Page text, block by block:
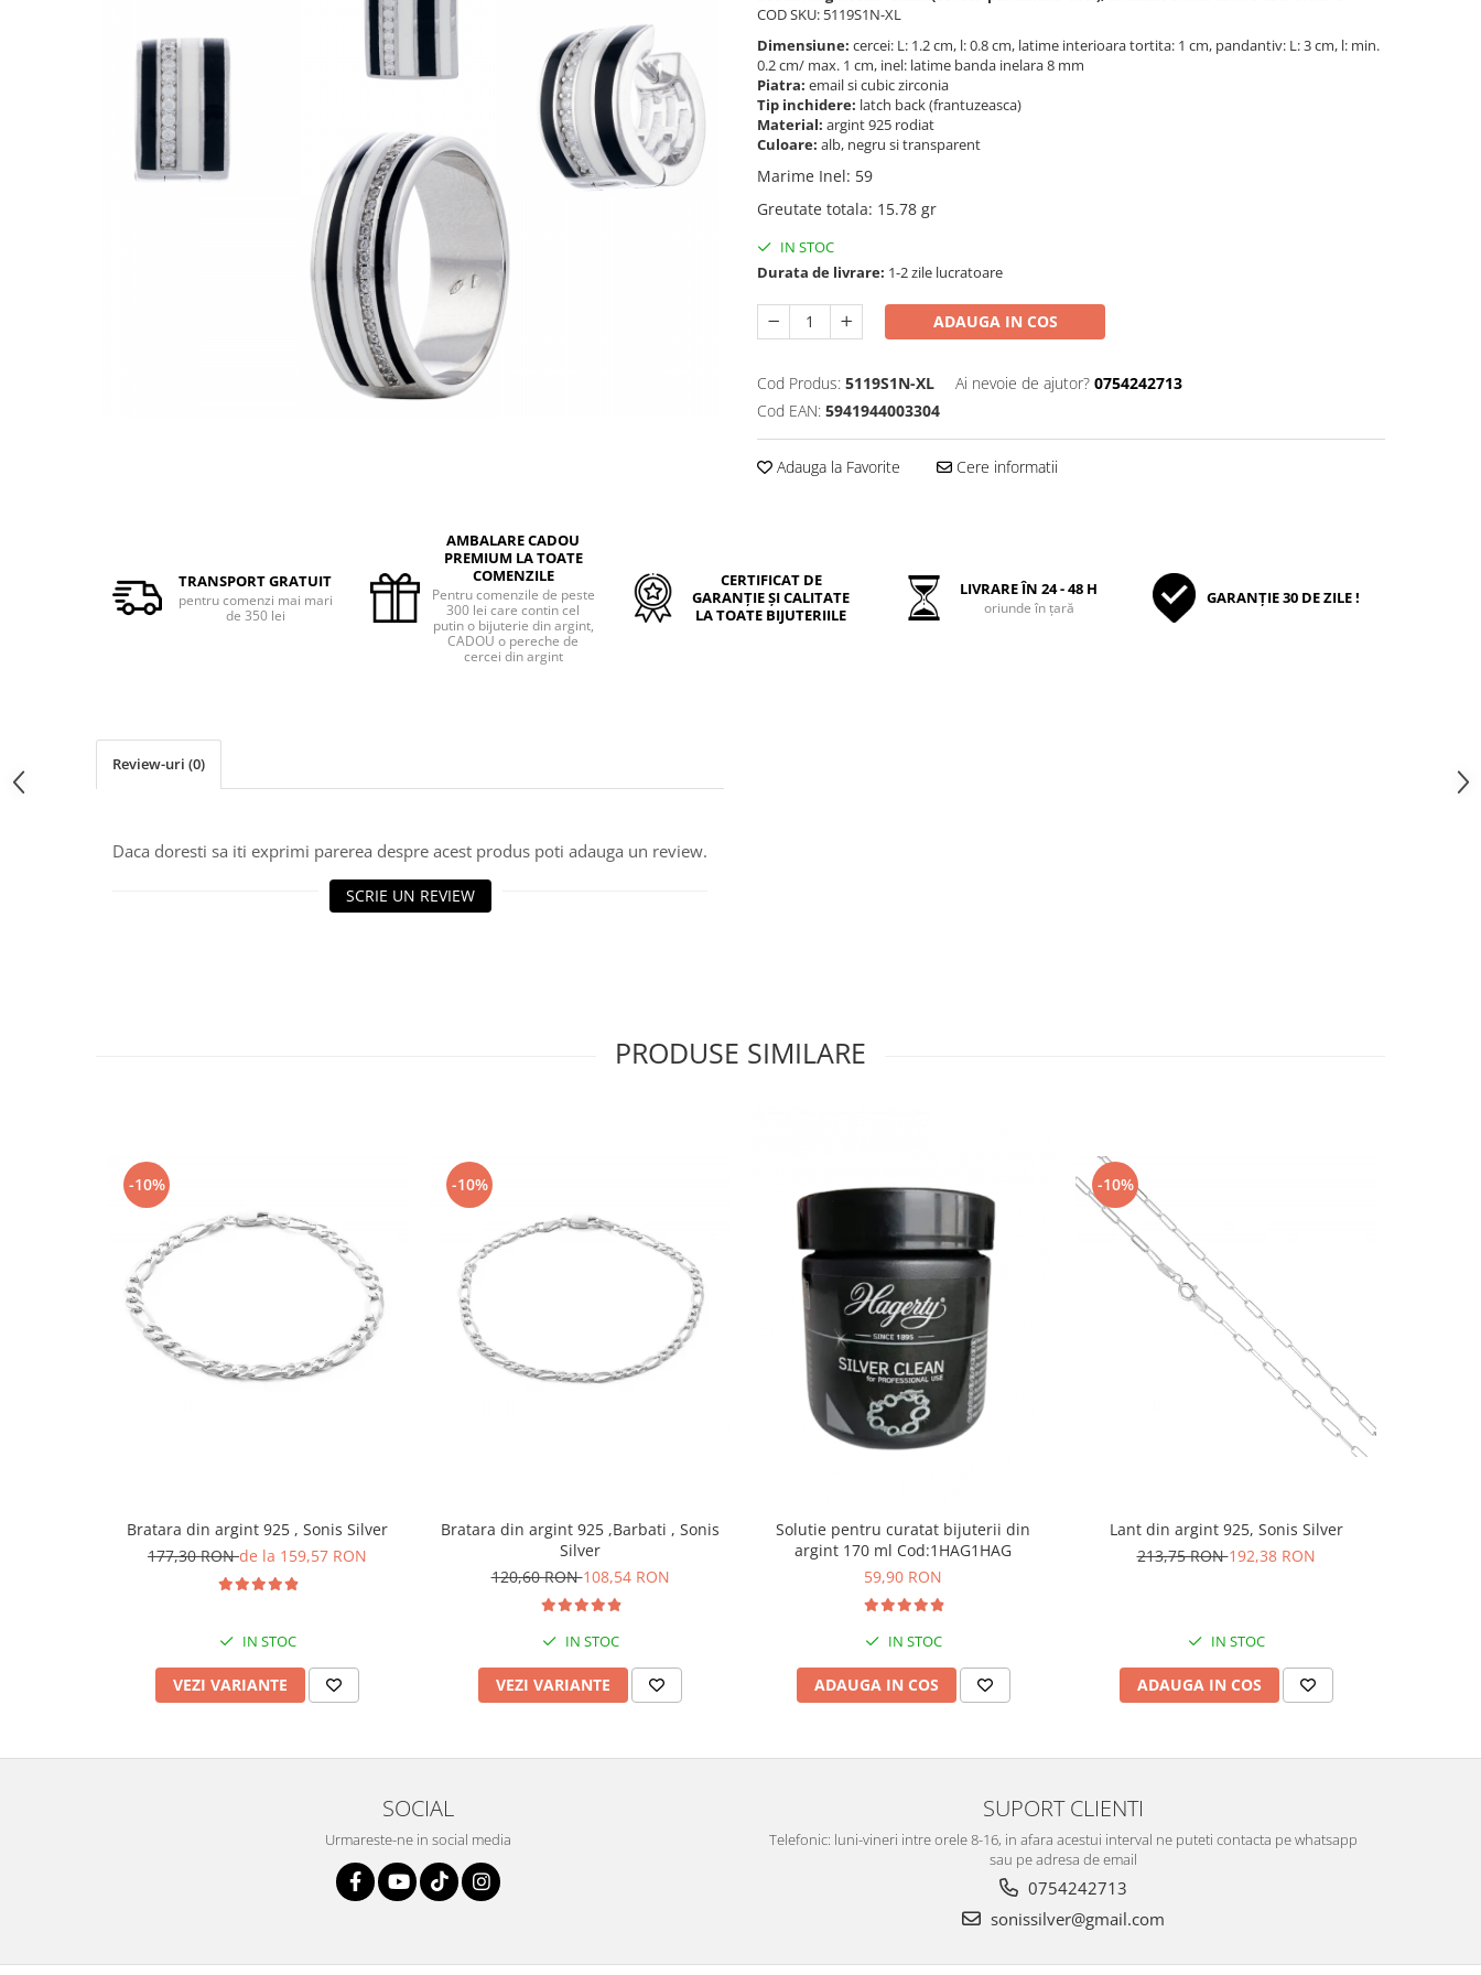
BRATARI PENTRU PICIOR
BRATARA TIP ROZARIU
LANTURI TIP ROZARIU
COD SKU: 5119S1N-XL
Dimensiune: cercei: L: 1.2 cm, l: 0.8 cm, latime interioara tortita: 1 cm, pandantiv: L: 3 cm, l: min.
0.2 cm/ max. 1 cm, inel: latime banda inelara 8 mm
Piatra: email si cubic zirconia
Tip inchidere: latch back (frantuzeasca)
Material: argint 925 rodiat
Culoare: alb, negru si transparent
Marime Inel: 59
Greutate totala: 15.78 gr
IN STOC
Durata de livrare: 1-2 zile lucratoare
ADAUGA IN COS
Cod Produs: 5119S1N-XL Ai nevoie de ajutor? 0754242713
Cod EAN: 5941944003304
Adauga la Favorite Cere informatii
TRANSPORT GRATUIT
pentru comenzi mai mari
de 350 lei
AMBALARE CADOU
PREMIUM LA TOATE
COMENZILE
Pentru comenzile de peste
300 lei care contin cel
putin o bijuterie din argint,
CADOU o pereche de
cercei din argint
CERTIFICAT DE
GARANȚIE ȘI CALITATE
LA TOATE BIJUTERIILE
LIVRARE ÎN 24 - 48 H
oriunde în țară GARANȚIE 30 DE ZILE !
Review-uri (0)
Daca doresti sa iti exprimi parerea despre acest produs poti adauga un review.
SCRIE UN REVIEW
PRODUSE SIMILARE
-10%
Bratara din argint 925 , Sonis Silver
177,30 RONde la 159,57 RON
IN STOC
VEZI VARIANTE
-10%
Bratara din argint 925 ,Barbati , Sonis
Silver
120,60 RON108,54 RON
IN STOC
VEZI VARIANTE
Solutie pentru curatat bijuterii din
argint 170 ml Cod:1HAG1HAG
59,90 RON
IN STOC
ADAUGA IN COS
-10%
Lant din argint 925, Sonis Silver
213,75 RON192,38 RON
IN STOC
ADAUGA IN COS
SOCIAL
Urmareste-ne in social media
SUPORT CLIENTI
Telefonic: luni-vineri intre orele 8-16, in afara acestui interval ne puteti contacta pe whatsapp
sau pe adresa de email
0754242713
sonissilver@gmail.com